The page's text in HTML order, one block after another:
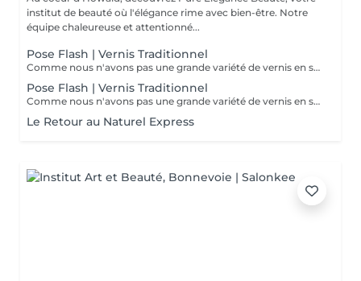
institut de beauté où l'élégance rime avec bien-être. Notre
équipe chaleureuse et attentionné...
Pose Flash | Vernis Traditionnel
Comme nous n'avons pas une grande variété de vernis en stock, nous vous proposons de ramenez votre vernis à ongles à vous.
Pose Flash | Vernis Traditionnel
Comme nous n'avons pas une grande variété de vernis en stock, nous vous proposons de ramenez votre vernis à ongles à vous.
Le Retour au Naturel Express